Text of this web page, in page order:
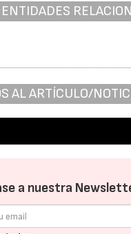
AL ARTÍCULO/
a nuestra